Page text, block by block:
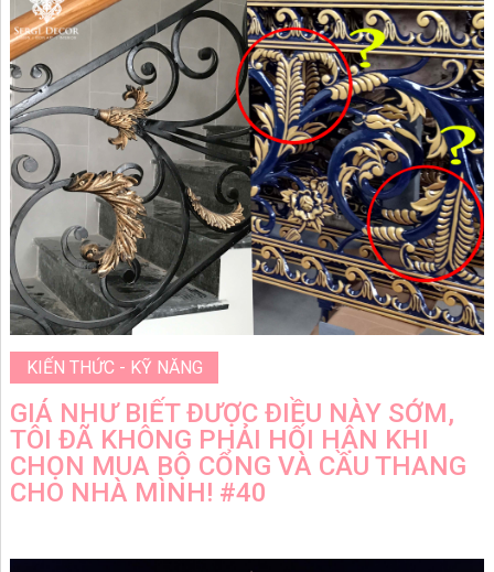
KIẾN THỨC - KỸ NĂNG
GIÁ NHƯ BIẾT ĐƯỢC ĐIỀU NÀY SỚM,
TÔI ĐÃ KHÔNG PHẢI HỐI HẬN KHI
CHỌN MUA BỘ CỔNG VÀ CẦU THANG
CHO NHÀ MÌNH! #40